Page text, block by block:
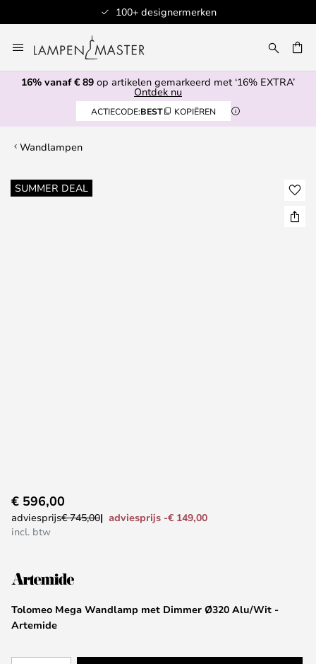
100+ designermerken
naar
de
inhoud
16% vanaf € 89 op artikelen gemarkeerd met ‘16% EXTRA’
Ontdek nu
ACTIECODE:BEST KOPIËREN
Wandlampen
SUMMER DEAL
Ga
naar
naar
het
de
gallerij
Tolomeo Mega Wandlamp met Dimmer Ø320 Alu/Wit -
Artemide
€ 596,00
adviesprijs€ 745,00
adviesprijs -€ 149,00
incl. btw